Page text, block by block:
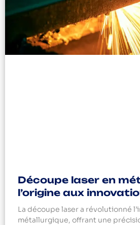
Découpe laser en
l’origine aux
La découpe laser a révolutionné
métallurgique, offrant une